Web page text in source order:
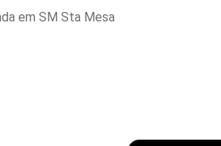
em SM Sta Mesa